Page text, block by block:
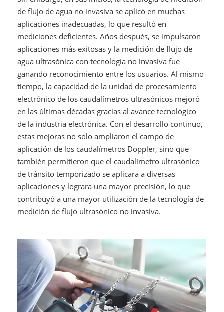
de flujo de agua no invasiva se aplicó en muchas
aplicaciones inadecuadas, lo que resultó en
mediciones deficientes. Años después, se impulsaron
aplicaciones más exitosas y la medición de flujo de
agua ultrasónica con tecnología no invasiva fue
ganando reconocimiento entre los usuarios. Al mismo
tiempo, la capacidad de la unidad de procesamiento
electrónico de los caudalímetros ultrasónicos mejoró
en las últimas décadas gracias al avance tecnológico
de la industria electrónica. Con el desarrollo continuo,
estas mejoras no solo ampliaron el campo de
aplicación de los caudalímetros Doppler, sino que
también permitieron que el caudalímetro ultrasónico
de tránsito temporizado se aplicara a diversas
aplicaciones y lograra una mayor precisión, lo que
contribuyó a una mayor utilización de la tecnología de
medición de flujo ultrasónico no invasiva.